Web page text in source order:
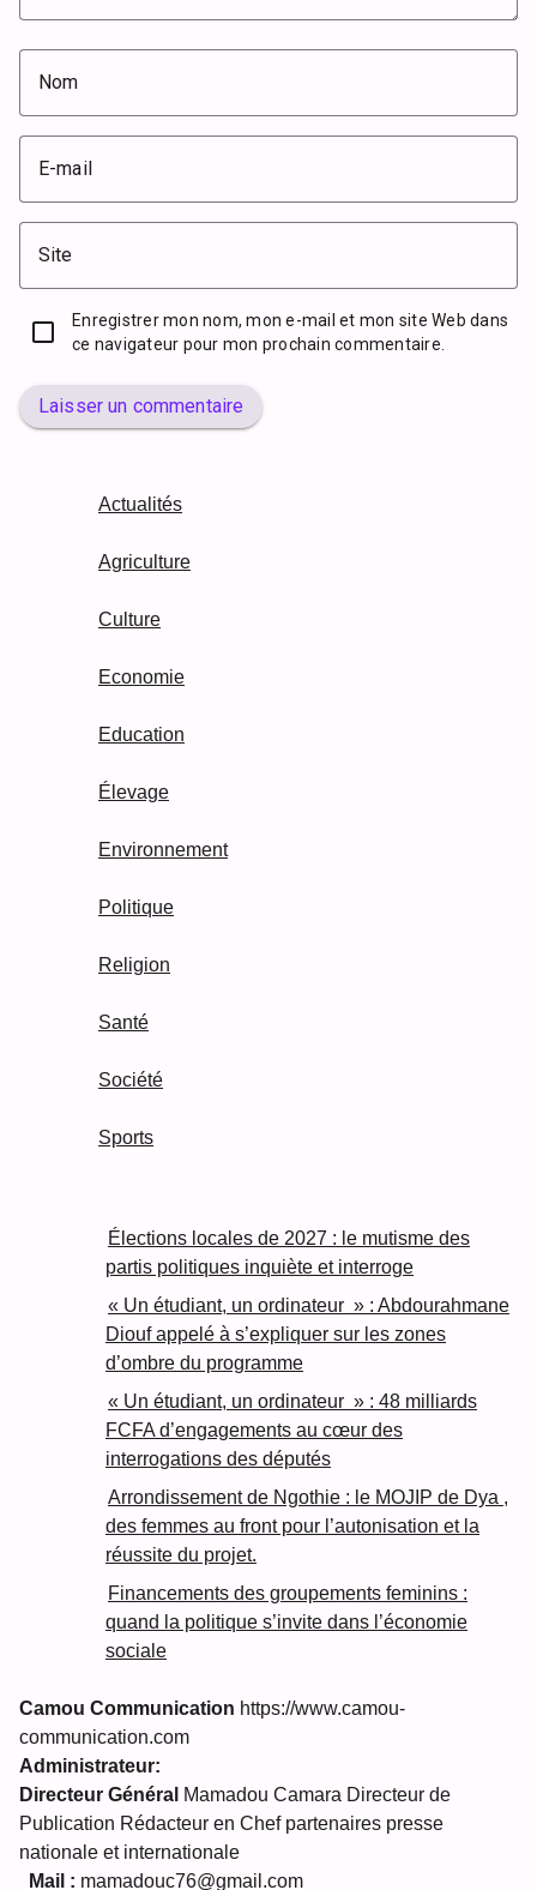
Nom
E-mail
Site
Enregistrer mon nom, mon e-mail et mon site Web dans
ce navigateur pour mon prochain commentaire.
Laisser un commentaire
Actualités
Agriculture
Culture
Economie
Education
Élevage
Environnement
Politique
Religion
Santé
Société
Sports
Élections locales de 2027 : le mutisme des
partis politiques inquiète et interroge
« Un étudiant, un ordinateur » : Abdourahmane
Diouf appelé à s’expliquer sur les zones
d’ombre du programme
« Un étudiant, un ordinateur » : 48 milliards
FCFA d’engagements au cœur des
interrogations des députés
Arrondissement de Ngothie : le MOJIP de Dya ,
des femmes au front pour l’autonisation et la
réussite du projet.
Financements des groupements feminins :
quand la politique s’invite dans l’économie
sociale
Camou Communication https://www.camou-
communication.com
Administrateur:
Directeur Général Mamadou Camara Directeur de
Publication Rédacteur en Chef partenaires presse
nationale et internationale
Mail : mamadouc76@gmail.com